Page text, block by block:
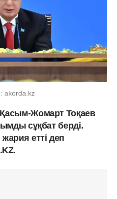
akorda.kz
Қасым-Жомарт Тоқаев
сұқбат берді.
жария етті деп